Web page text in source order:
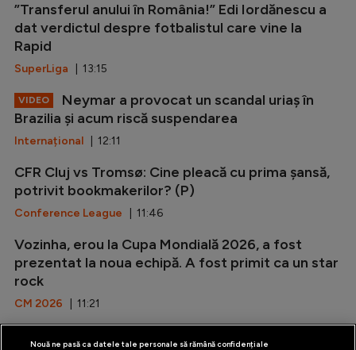
”Transferul anului în România!” Edi Iordănescu a
dat verdictul despre fotbalistul care vine la
Rapid
SuperLiga | 13:15
VIDEO
Neymar a provocat un scandal uriaș în
Brazilia și acum riscă suspendarea
Internațional | 12:11
CFR Cluj vs Tromsø: Cine pleacă cu prima șansă,
potrivit bookmakerilor? (P)
Conference League | 11:46
Vozinha, erou la Cupa Mondială 2026, a fost
prezentat la noua echipă. A fost primit ca un star
rock
CM 2026 | 11:21
Nouă ne pasă ca datele tale personale să rămână confidențiale